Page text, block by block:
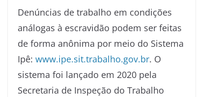
Denúncias de trabalho em condições
análogas à escravidão podem ser feitas
de forma anônima por meio do Sistema
Ipê: www.ipe.sit.trabalho.gov.br. O
sistema foi lançado em 2020 pela
Secretaria de Inspeção do Trabalho